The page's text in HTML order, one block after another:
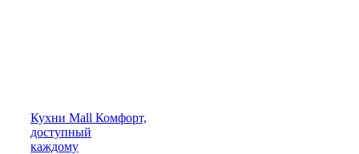
Кухни Mall Комфорт,
доступный
каждому